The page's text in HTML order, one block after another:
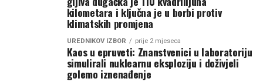
kilometara i ključna je u borbi protiv
klimatskih promjena
UREDNIKOV IZBOR prije 2 mjeseca
Kaos u epruveti: Znanstvenici u laboratoriju
simulirali nuklearnu eksploziju i doživjeli
golemo iznenađenje